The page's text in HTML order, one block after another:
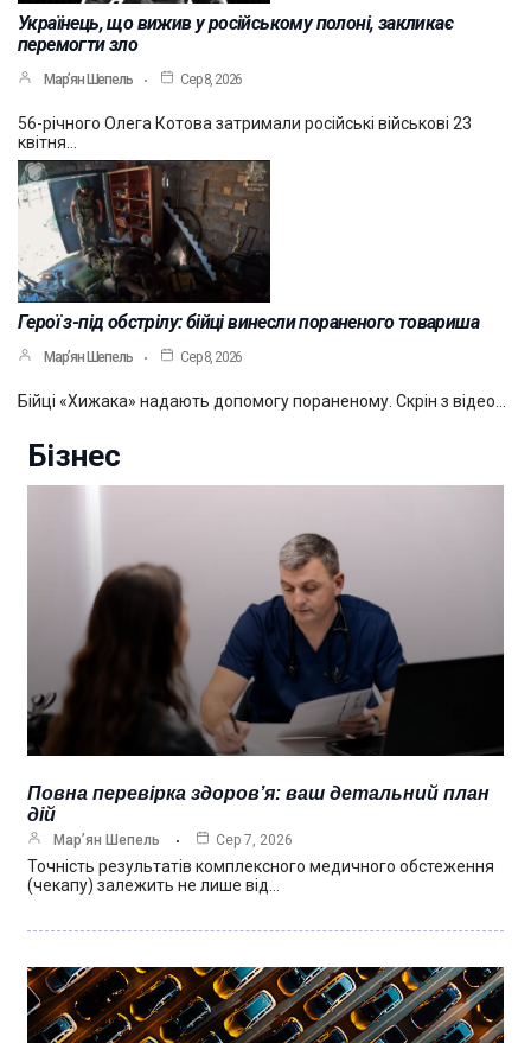
Українець, що вижив у російському полоні, закликає
перемогти зло
Мар’ян Шепель Сер 8, 2026
56-річного Олега Котова затримали російські військові 23
квітня…
Герої з-під обстрілу: бійці винесли пораненого товариша
Мар’ян Шепель Сер 8, 2026
Бійці «Хижака» надають допомогу пораненому. Скрін з відео…
Бізнес
Повна перевірка здоров’я: ваш детальний план
дій
Мар’ян Шепель Сер 7, 2026
Точність результатів комплексного медичного обстеження
(чекапу) залежить не лише від…